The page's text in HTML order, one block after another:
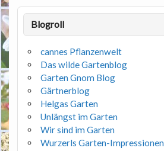
Blogroll
cannes Pflanzenwelt
Das wilde Gartenblog
Garten Gnom Blog
Gärtnerblog
Helgas Garten
Unlängst im Garten
Wir sind im Garten
Wurzerls Garten-Impressionen